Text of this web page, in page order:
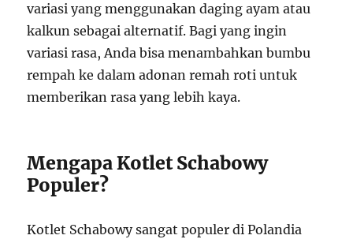
variasi yang menggunakan daging ayam atau
kalkun sebagai alternatif. Bagi yang ingin
variasi rasa, Anda bisa menambahkan bumbu
rempah ke dalam adonan remah roti untuk
memberikan rasa yang lebih kaya.
Mengapa Kotlet Schabowy
Populer?
Kotlet Schabowy sangat populer di Polandia